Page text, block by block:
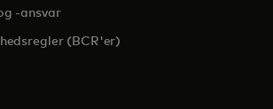
-ansvar
(BCR'er)
in a new tab